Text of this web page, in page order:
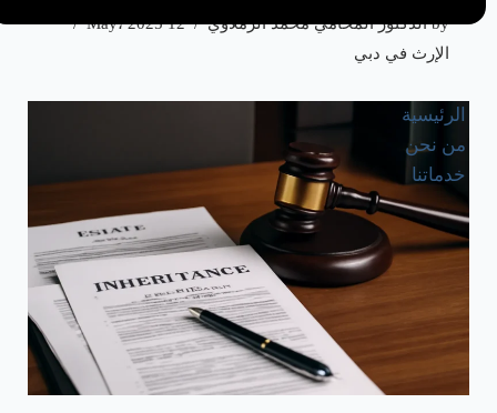
الرئيسية
من نحن
خدماتنا
by الدكتور المحامي محمد الرملاوي
12 May، 2025
الإرث في دبي